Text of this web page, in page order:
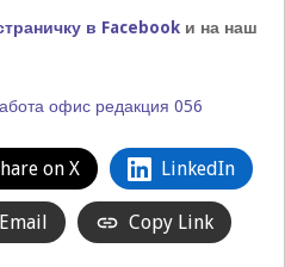
в Facebookи на наш
офис редакция 056
on X LinkedIn
Email Copy Link